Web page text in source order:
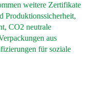
weitere Zertifikate
Produktionssicherheit,
CO2 neutrale
aus
für soziale